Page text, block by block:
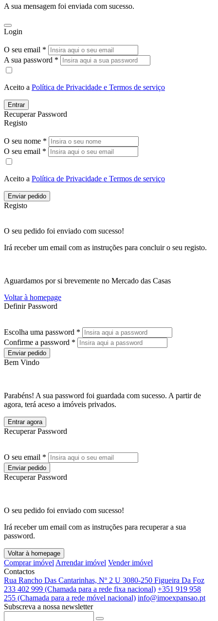
A sua mensagem foi enviada com sucesso.
Login
O seu email *
A sua password *
Aceito a Política de Privacidade e Termos de serviço
Entrar
Recuperar Password
Registo
O seu nome *
O seu email *
Aceito a Política de Privacidade e Termos de serviço
Enviar pedido
Registo
O seu pedido foi enviado com sucesso!
Irá receber um email com as instruções para concluir o seu registo.
Aguardamos por si brevemente no Mercado das Casas
Voltar à homepage
Definir Password
Escolha uma password *
Confirme a password *
Enviar pedido
Bem Vindo
Parabéns! A sua password foi guardada com sucesso. A partir de
agora, terá aceso a imóveis privados.
Entrar agora
Recuperar Password
O seu email *
Enviar pedido
Recuperar Password
O seu pedido foi enviado com sucesso!
Irá receber um email com as instruções para recuperar a sua
password.
Voltar à homepage
Comprar imóvel Arrendar imóvel Vender imóvel
Contactos
Rua Rancho Das Cantarinhas, Nº 2 U 3080-250 Figueira Da Foz
233 402 999 (Chamada para a rede fixa nacional) +351 919 958
255 (Chamada para a rede móvel nacional) info@imoexpansao.pt
Subscreva a nossa newsletter